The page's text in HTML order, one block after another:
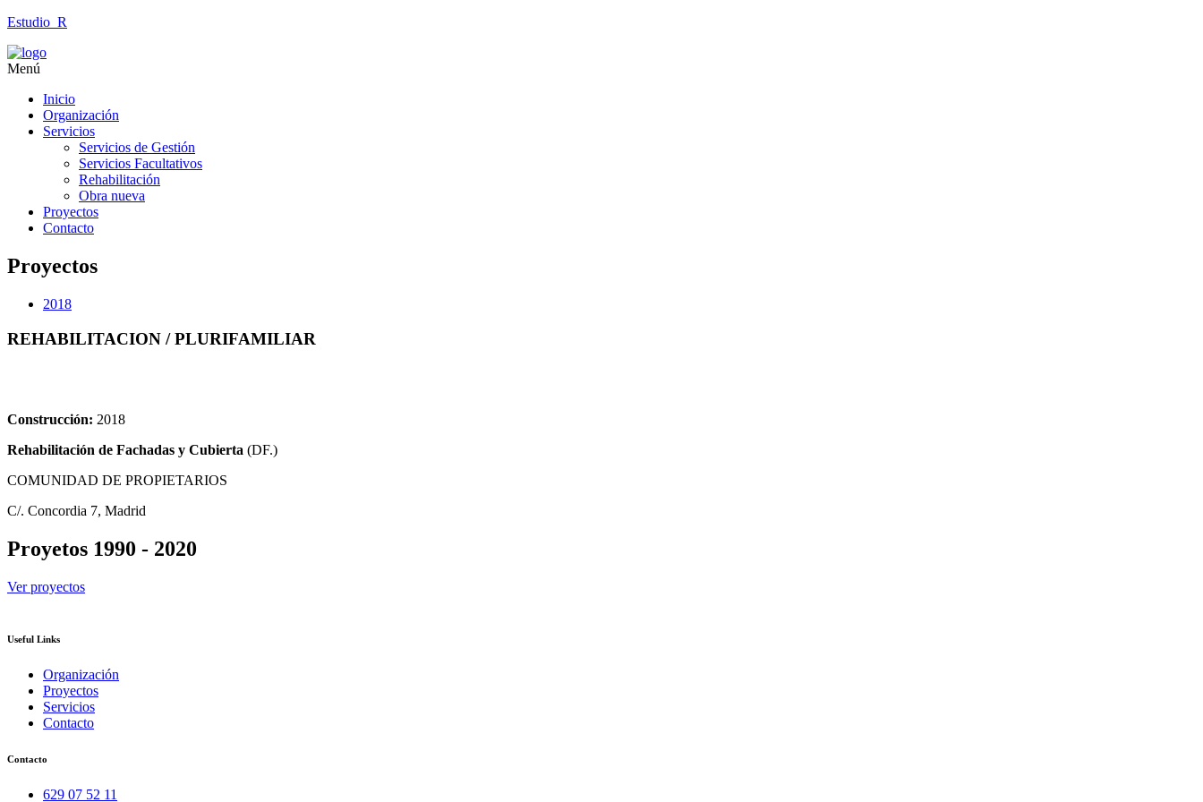
Estudio_R
Menú
Inicio
Organización
Servicios
Servicios de Gestión
Servicios Facultativos
Rehabilitación
Obra nueva
Proyectos
Contacto
Proyectos
2018
REHABILITACION / PLURIFAMILIAR
Construcción: 2018
Rehabilitación de Fachadas y Cubierta (DF.)
COMUNIDAD DE PROPIETARIOS
C/. Concordia 7, Madrid
Proyetos 1990 - 2020
Ver proyectos
Useful Links
Organización
Proyectos
Servicios
Contacto
Contacto
629 07 52 11